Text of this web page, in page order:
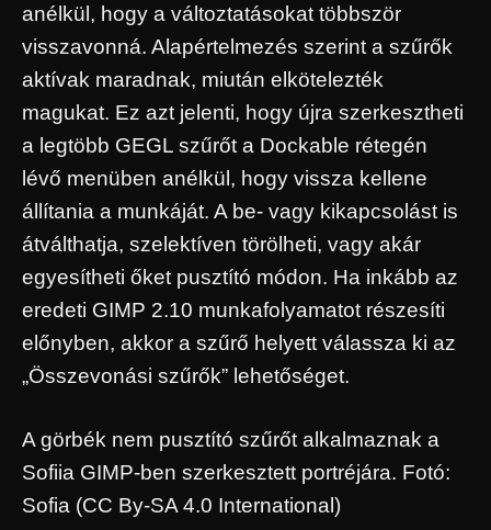
anélkül, hogy a változtatásokat többször
visszavonná. Alapértelmezés szerint a szűrők
aktívak maradnak, miután elkötelezték
magukat. Ez azt jelenti, hogy újra szerkesztheti
a legtöbb GEGL szűrőt a Dockable rétegén
lévő menüben anélkül, hogy vissza kellene
állítania a munkáját. A be- vagy kikapcsolást is
átválthatja, szelektíven törölheti, vagy akár
egyesítheti őket pusztító módon. Ha inkább az
eredeti GIMP 2.10 munkafolyamatot részesíti
előnyben, akkor a szűrő helyett válassza ki az
„Összevonási szűrők” lehetőséget.
A görbék nem pusztító szűrőt alkalmaznak a
Sofiia GIMP-ben szerkesztett portréjára. Fotó:
Sofia (CC By-SA 4.0 International)